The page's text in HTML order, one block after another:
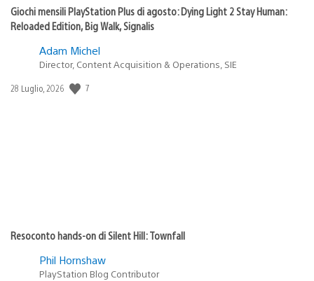
Giochi mensili PlayStation Plus di agosto: Dying Light 2 Stay Human:
Reloaded Edition, Big Walk, Signalis
Adam Michel
Director, Content Acquisition & Operations, SIE
Data
28 Luglio, 2026 7
Resoconto hands-on di Silent Hill: Townfall
Phil Hornshaw
PlayStation Blog Contributor